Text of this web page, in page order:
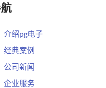
介绍pg电子
经典案例
公司新闻
企业服务